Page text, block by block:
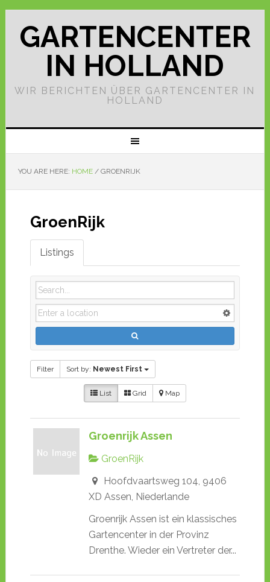
GARTENCENTER
IN HOLLAND
WIR BERICHTEN ÜBER GARTENCENTER IN
HOLLAND
YOU ARE HERE: HOME /GROENRIJK
GroenRijk
Listings
Filter Sort by: Newest First
List Grid Map
Groenrijk Assen
GroenRijk
Hoofdvaartsweg 104, 9406
XD Assen, Niederlande
Groenrijk Assen ist ein klassisches
Gartencenter in der Provinz
Drenthe. Wieder ein Vertreter der...